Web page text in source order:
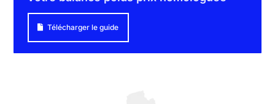
Télécharger le guide